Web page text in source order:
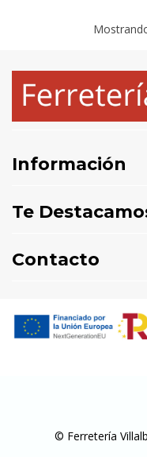
Información
Te
Contacto
© Ferretería